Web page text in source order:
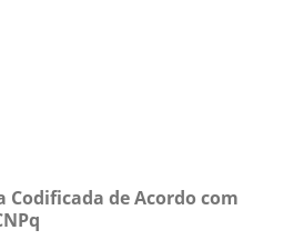
Codificada de Acordo com